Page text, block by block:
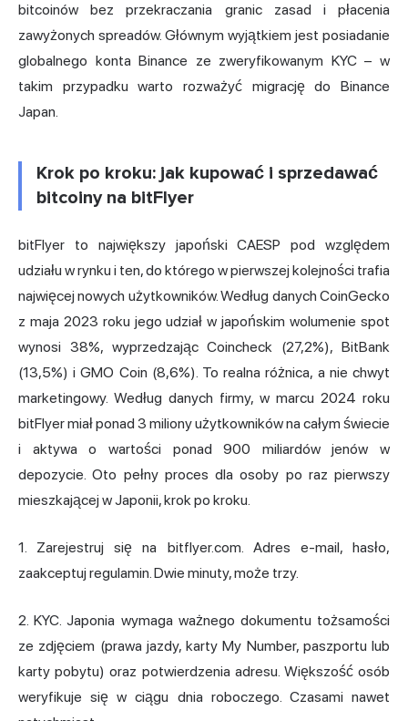
bitcoinów bez przekraczania granic zasad i płacenia
zawyżonych spreadów. Głównym wyjątkiem jest posiadanie
globalnego konta Binance ze zweryfikowanym KYC – w
takim przypadku warto rozważyć migrację do Binance
Japan.
Krok po kroku: jak kupować i sprzedawać
bitcoiny na bitFlyer
bitFlyer to największy japoński CAESP pod względem
udziału w rynku i ten, do którego w pierwszej kolejności trafia
najwięcej nowych użytkowników. Według danych CoinGecko
z maja 2023 roku jego udział w japońskim wolumenie spot
wynosi 38%, wyprzedzając Coincheck (27,2%), BitBank
(13,5%) i GMO Coin (8,6%). To realna różnica, a nie chwyt
marketingowy. Według danych firmy, w marcu 2024 roku
bitFlyer miał ponad 3 miliony użytkowników na całym świecie
i aktywa o wartości ponad 900 miliardów jenów w
depozycie. Oto pełny proces dla osoby po raz pierwszy
mieszkającej w Japonii, krok po kroku.
1. Zarejestruj się na bitflyer.com. Adres e-mail, hasło,
zaakceptuj regulamin. Dwie minuty, może trzy.
2. KYC. Japonia wymaga ważnego dokumentu tożsamości
ze zdjęciem (prawa jazdy, karty My Number, paszportu lub
karty pobytu) oraz potwierdzenia adresu. Większość osób
weryfikuje się w ciągu dnia roboczego. Czasami nawet